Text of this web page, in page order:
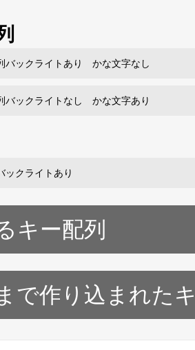
バックライトあり かな文字なし
バックライトなし かな文字あり
ックライトあり
キー配列
で作り込まれた